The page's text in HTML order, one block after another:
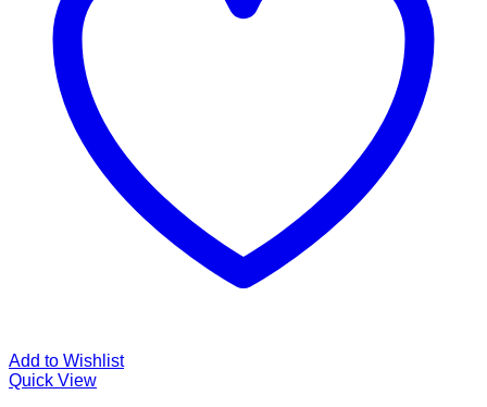
Add to Wishlist
Quick View